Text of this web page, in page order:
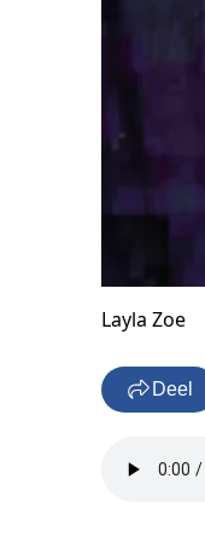
Layla Zoe
Deel